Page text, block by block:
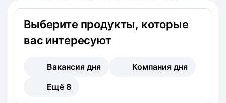
Выберите продукты, которые
вас интересуют
Вакансия дня
Компания дня
Ещё 8